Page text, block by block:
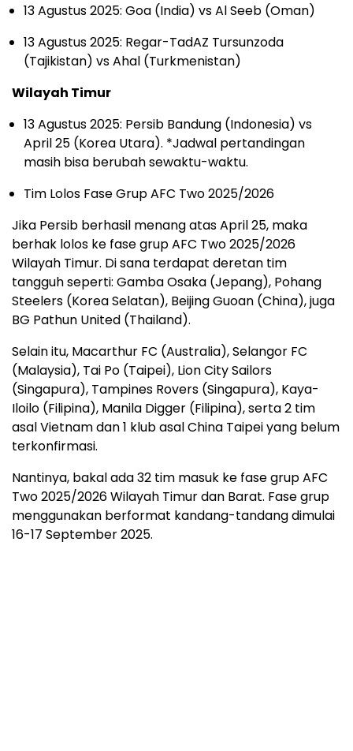
13 Agustus 2025: Goa (India) vs Al Seeb (Oman)
13 Agustus 2025: Regar-TadAZ Tursunzoda
(Tajikistan) vs Ahal (Turkmenistan)
Wilayah Timur
13 Agustus 2025: Persib Bandung (Indonesia) vs
April 25 (Korea Utara). *Jadwal pertandingan
masih bisa berubah sewaktu-waktu.
Tim Lolos Fase Grup AFC Two 2025/2026
Jika Persib berhasil menang atas April 25, maka
berhak lolos ke fase grup AFC Two 2025/2026
Wilayah Timur. Di sana terdapat deretan tim
tangguh seperti: Gamba Osaka (Jepang), Pohang
Steelers (Korea Selatan), Beijing Guoan (China), juga
BG Pathun United (Thailand).
Selain itu, Macarthur FC (Australia), Selangor FC
(Malaysia), Tai Po (Taipei), Lion City Sailors
(Singapura), Tampines Rovers (Singapura), Kaya-
Iloilo (Filipina), Manila Digger (Filipina), serta 2 tim
asal Vietnam dan 1 klub asal China Taipei yang belum
terkonfirmasi.
Nantinya, bakal ada 32 tim masuk ke fase grup AFC
Two 2025/2026 Wilayah Timur dan Barat. Fase grup
menggunakan berformat kandang-tandang dimulai
16-17 September 2025.